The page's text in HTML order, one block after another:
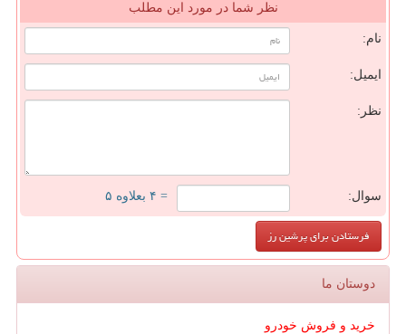
نظر شما در مورد این مطلب
نام:
ایمیل:
نظر:
سوال: = ۴ بعلاوه ۵
دوستان ما
خرید و فروش خودرو